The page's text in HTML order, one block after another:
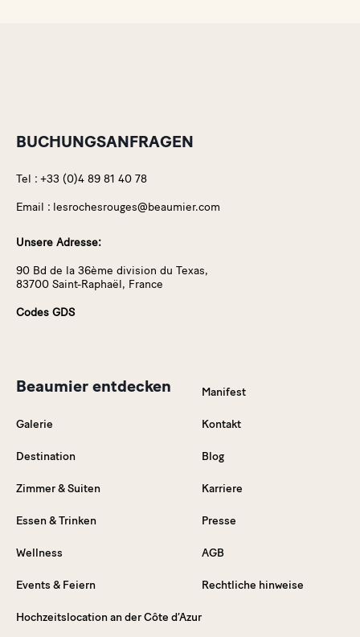
BUCHUNGSANFRAGEN
Tel : +33 (0)4 89 81 40 78
Email : lesrochesrouges@beaumier.com
Unsere Adresse:
90 Bd de la 36ème division du Texas,
83700 Saint-Raphaël, France
Codes GDS
Beaumier entdecken
Galerie
Destination
Zimmer & Suiten
Essen & Trinken
Wellness
Events & Feiern
Hochzeitslocation an der Côte d’Azur
Manifest
Kontakt
Blog
Karriere
Presse
AGB
Rechtliche hinweise